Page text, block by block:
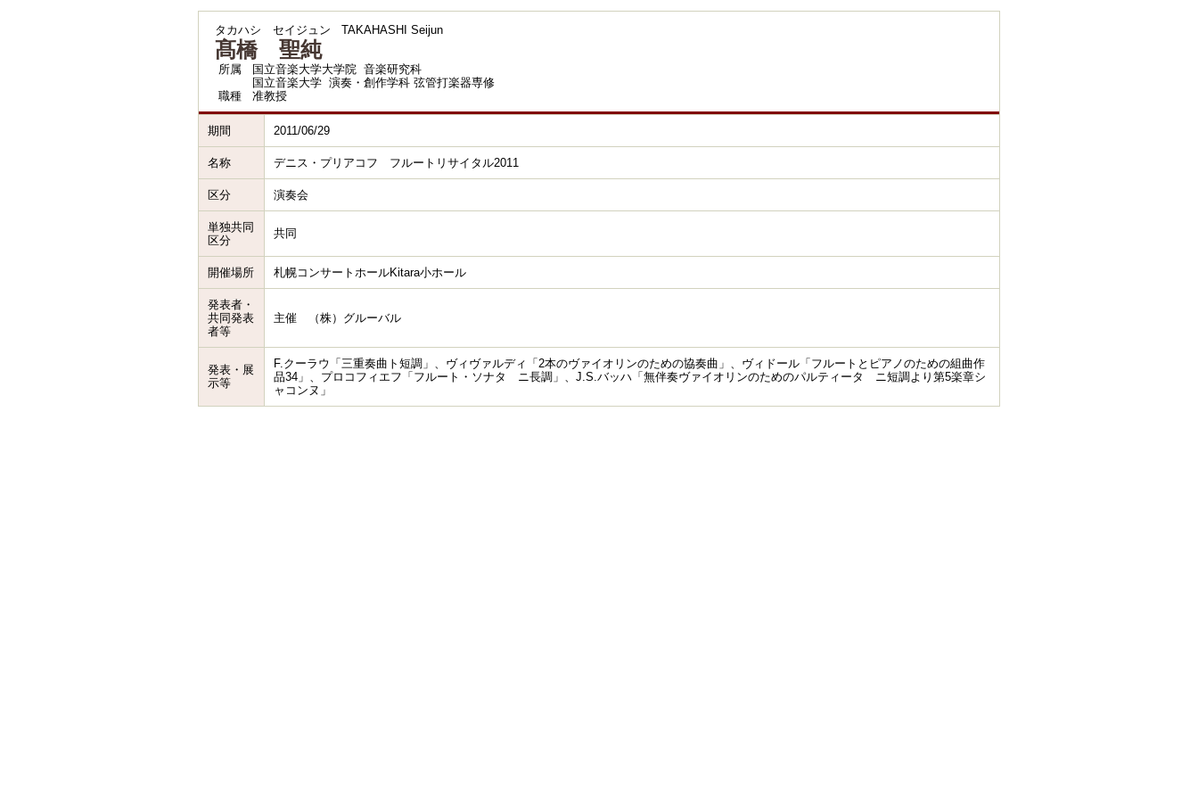
タカハシ セイジュン TAKAHASHI Seijun
髙橋 聖純
所属
国立音楽大学大学院 音楽研究科
国立音楽大学 演奏・創作学科 弦管打楽器専修
職種
准教授
期間 2011/06/29
名称 デニス・プリアコフ フルートリサイタル2011
区分 演奏会
単独共同
区分
共同
開催場所 札幌コンサートホールKitara小ホール
発表者・
共同発表
者等
主催 （株）グルーバル
発表・展
示等
F.クーラウ「三重奏曲ト短調」、ヴィヴァルディ「2本のヴァイオリンのための協奏曲」、ヴィドール「フルートとピアノのための組曲作
品34」、プロコフィエフ「フルート・ソナタ ニ長調」、J.S.バッハ「無伴奏ヴァイオリンのためのパルティータ ニ短調より第5楽章シ
ャコンヌ」